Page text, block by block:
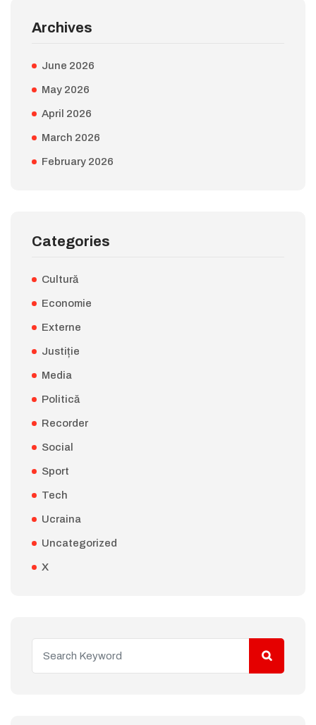
Archives
June 2026
May 2026
April 2026
March 2026
February 2026
Categories
Cultură
Economie
Externe
Justiție
Media
Politică
Recorder
Social
Sport
Tech
Ucraina
Uncategorized
X